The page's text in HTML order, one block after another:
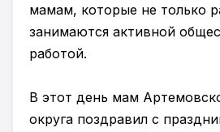
мамам, которые не только
занимаются активной
работой.
В этот день мам
округа поздравил с